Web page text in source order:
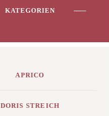
KATEGORIEN
APRICO
DORIS STREICH